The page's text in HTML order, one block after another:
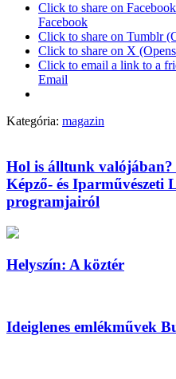
Click to share on
Facebook
Click to share on Tumblr
Click to share on X
Click to email a link to a
Email
Kategória: magazin
Hol is álltunk valójában?
Képző- és Iparművészeti
programjairól
Helyszín: A köztér
Ideiglenes emlékművek